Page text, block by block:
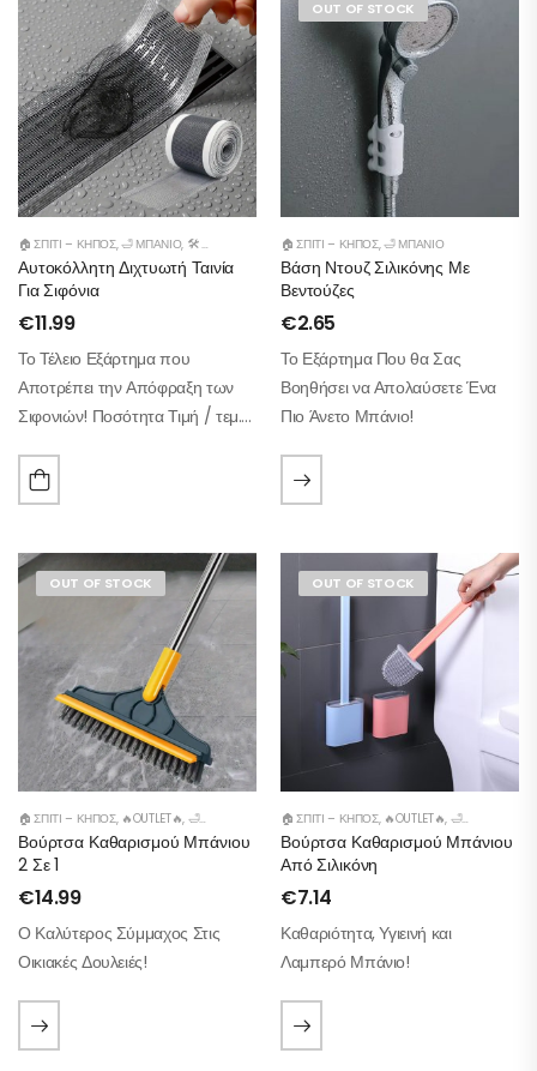
🏠 ΣΠΊΤΙ – ΚΉΠΟΣ,🛁 ΜΠΆΝΙΟ, 🛠️ ΕΡΓΑΛΕΊΑ
Αυτοκόλλητη Διχτυωτή Ταινία
Για Σιφόνια
€11.99
Το Τέλειο Εξάρτημα που
Αποτρέπει την Απόφραξη των
Σιφονιών! Ποσότητα Τιμή / τεμ.
τεμάχια 9,59 € –20% 3+ τεμάχια
8,39 € –30%
OUT OF STOCK
🏠 ΣΠΊΤΙ – ΚΉΠΟΣ,🛁 ΜΠΆΝΙΟ
Βάση Ντουζ Σιλικόνης Με
Βεντούζες
€2.65
Το Εξάρτημα Που θα Σας
Βοηθήσει να Απολαύσετε Ένα
Πιο Άνετο Μπάνιο!
OUT OF STOCK
🏠 ΣΠΊΤΙ – ΚΉΠΟΣ, 🔥OUTLET🔥, 🛁 ΜΠΆΝΙΟ 🛠️ ΕΡΓΑΛΕΊΑ
Βούρτσα Καθαρισμού Μπάνιου
2 Σε 1
€14.99
Ο Καλύτερος Σύμμαχος Στις
Οικιακές Δουλειές!
OUT OF STOCK
🏠 ΣΠΊΤΙ – ΚΉΠΟΣ, 🔥OUTLET🔥, 🛁 ΜΠΆΝΙΟ
Βούρτσα Καθαρισμού Μπάνιου
Από Σιλικόνη
€7.14
Καθαριότητα, Υγιεινή και
Λαμπερό Μπάνιο!